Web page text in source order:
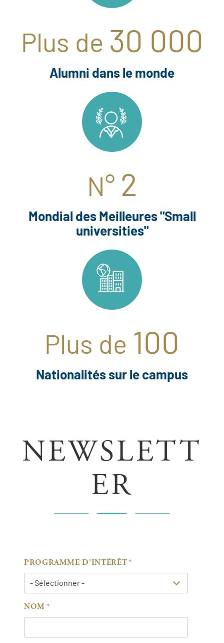
Plus de 30 000
Alumni dans le monde
N° 2
Mondial des Meilleures "Small
universities"
Plus de 100
Nationalités sur le campus
NEWSLETT
ER
PROGRAMME D'INTÉRÊT
NOM